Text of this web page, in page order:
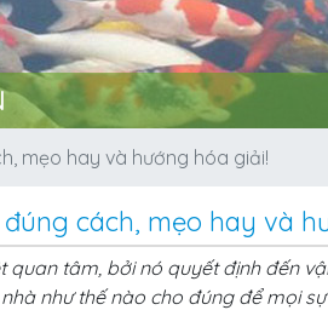
mẹo hay và hướng hóa giải!
cách, mẹo hay và
tâm, bởi nó quyết định đến
như thế nào cho đúng để mọi